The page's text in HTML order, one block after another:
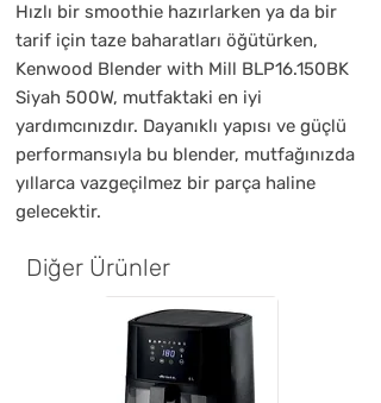
Hızlı bir smoothie hazırlarken ya da bir
tarif için taze baharatları öğütürken,
Kenwood Blender with Mill BLP16.150BK
Siyah 500W, mutfaktaki en iyi
yardımcınızdır. Dayanıklı yapısı ve güçlü
performansıyla bu blender, mutfağınızda
yıllarca vazgeçilmez bir parça haline
gelecektir.
Diğer Ürünler